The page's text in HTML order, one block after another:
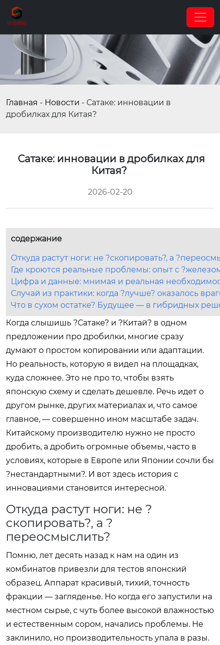
Главная - Новости - Сатаке: инновации в
дробилках для Китая?
Сатаке: инновации в дробилках для
Китая?
2026-02-20
содержание
Откуда растут ноги: не ?скопировать?, а
Где кроются реальные проблемы: опыт с
Цифра и данные: мнимая и реальная
Случай из практики: когда ?лучше? оказалось
Что в сухом остатке? Будущее — в гибридных
Когда слышишь ?Сатаке? и ?Китай? в одном
предложении про дробилки, многие сразу
думают о простом копировании или адаптации.
Но реальность, которую я видел на площадках,
куда сложнее. Это не про то, чтобы взять
японскую схему и сделать дешевле. Речь идет о
другом рынке, других материалах и, что самое
главное, — совершенно ином масштабе задач.
Китайскому производителю нужно не просто
дробить, а дробить огромные объемы, часто в
условиях, которые в Европе или Японии сочли бы
?нестандартными?. И вот здесь история с
инновациями становится интересной.
Откуда растут ноги: не ?
скопировать?, а ?
переосмыслить?
Помню, лет десять назад к нам на один из
комбинатов привезли для тестов японский
образец. Аппарат красивый, тихий, точность
фракции — загляденье. Но когда его запустили на
местном сырье, с чуть более высокой влажностью
и естественным сором, начались проблемы. Не
заклинило, но производительность упала в разы.